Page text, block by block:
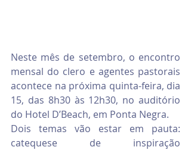
Neste mês de setembro, o encontro
mensal do clero e agentes pastorais
acontece na próxima quinta-feira, dia
15, das 8h30 às 12h30, no auditório
do Hotel D’Beach, em Ponta Negra.
Dois temas vão estar em pauta:
catequese de inspiração